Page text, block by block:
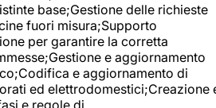
base;Gestione delle richieste
fuori misura;Supporto
per garantire la corretta
e aggiornamento
e aggiornamento di
ed elettrodomestici;Creazione
e regole di